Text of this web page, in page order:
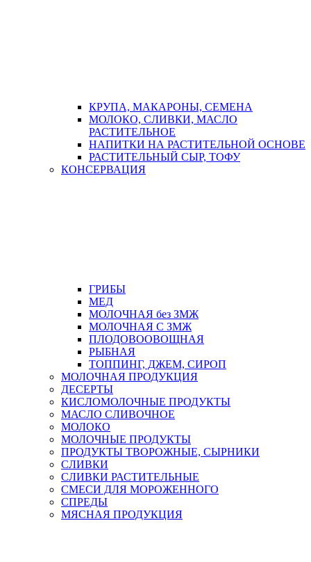
КРУПА, МАКАРОНЫ, СЕМЕНА
МОЛОКО, СЛИВКИ, МАСЛО
РАСТИТЕЛЬНОЕ
НАПИТКИ НА РАСТИТЕЛЬНОЙ ОСНОВЕ
РАСТИТЕЛЬНЫЙ СЫР, ТОФУ
КОНСЕРВАЦИЯ
ГРИБЫ
МЕД
МОЛОЧНАЯ без ЗМЖ
МОЛОЧНАЯ С ЗМЖ
ПЛОДОВООВОЩНАЯ
РЫБНАЯ
ТОППИНГ, ДЖЕМ, СИРОП
МОЛОЧНАЯ ПРОДУКЦИЯ
ДЕСЕРТЫ
КИСЛОМОЛОЧНЫЕ ПРОДУКТЫ
МАСЛО СЛИВОЧНОЕ
МОЛОКО
МОЛОЧНЫЕ ПРОДУКТЫ
ПРОДУКТЫ ТВОРОЖНЫЕ, СЫРНИКИ
СЛИВКИ
СЛИВКИ РАСТИТЕЛЬНЫЕ
СМЕСИ ДЛЯ МОРОЖЕННОГО
СПРЕДЫ
МЯСНАЯ ПРОДУКЦИЯ